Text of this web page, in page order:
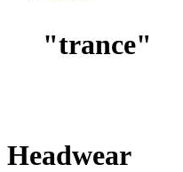
"trance"
Headwear